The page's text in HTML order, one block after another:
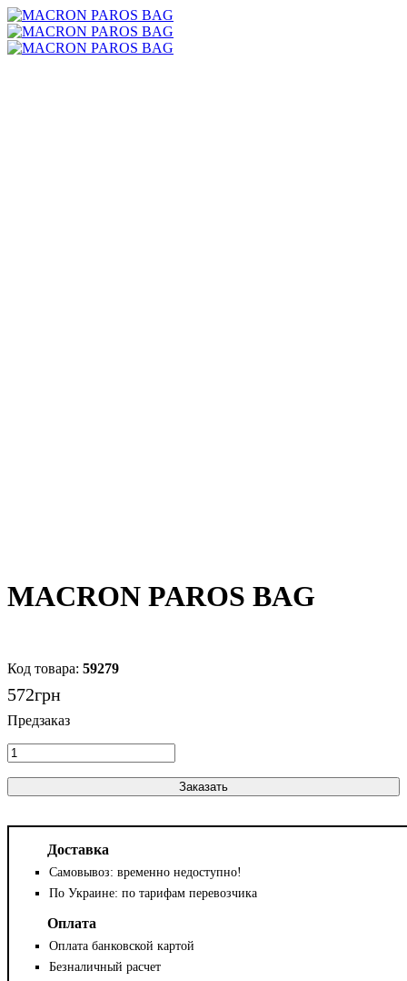
MACRON PAROS BAG
59279
572грн
Заказать
Доставка
Самовывоз: временно недоступно!
По Украине: по тарифам перевозчика
Оплата
Оплата банковской картой
Безналичный расчет